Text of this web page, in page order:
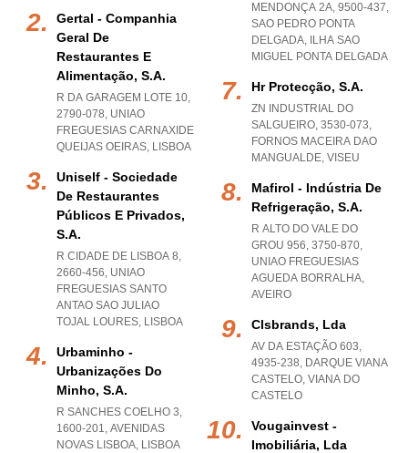
Gertal - Companhia
Geral De
Restaurantes E
Alimentação, S.a.
R DA GARAGEM LOTE 10,
2790-078, UNIAO
FREGUESIAS CARNAXIDE
QUEIJAS OEIRAS, LISBOA
Uniself - Sociedade
De Restaurantes
Públicos E Privados,
S.a.
R CIDADE DE LISBOA 8,
2660-456, UNIAO
FREGUESIAS SANTO
ANTAO SAO JULIAO
TOJAL LOURES, LISBOA
Urbaminho -
Urbanizações Do
Minho, S.a.
R SANCHES COELHO 3,
1600-201, AVENIDAS
NOVAS LISBOA, LISBOA
MENDONÇA 2A, 9500-437,
SAO PEDRO PONTA
DELGADA, ILHA SAO
MIGUEL PONTA DELGADA
Hr Protecção, S.a.
ZN INDUSTRIAL DO
SALGUEIRO, 3530-073,
FORNOS MACEIRA DAO
MANGUALDE, VISEU
Mafirol - Indústria De
Refrigeração, S.a.
R ALTO DO VALE DO
GROU 956, 3750-870,
UNIAO FREGUESIAS
AGUEDA BORRALHA,
AVEIRO
Clsbrands, Lda
AV DA ESTAÇÃO 603,
4935-238, DARQUE VIANA
CASTELO, VIANA DO
CASTELO
Vougainvest -
Imobiliária, Lda